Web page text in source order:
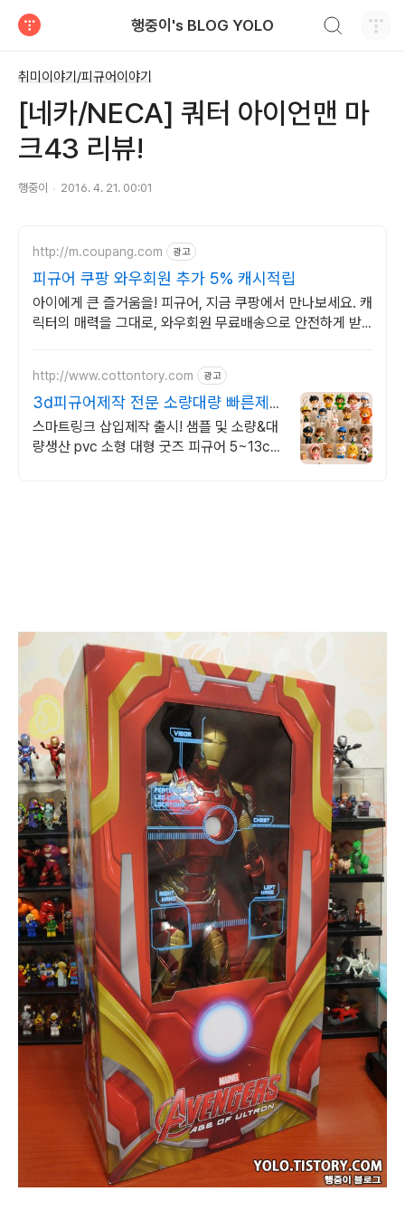
행중이's BLOG YOLO
취미이야기/피규어이야기
[네카/NECA] 쿼터 아이언맨 마
크43 리뷰!
행중이 2016. 4. 21. 00:01
http://m.coupang.com 광고
피규어 쿠팡 와우회원 추가 5% 캐시적립
아이에게 큰 즐거움을! 피규어, 지금 쿠팡에서 만나보세요. 캐
릭터의 매력을 그대로, 와우회원 무료배송으로 안전하게 받
http://www.cottontory.com 광고
3d피규어제작 전문 소량대량 빠른제
작 및 빠른상담 판촉
스마트링크 삽입제작 출시! 샘플 및 소량&대
량생산 pvc 소형 대형 굿즈 피규어 5~13cm